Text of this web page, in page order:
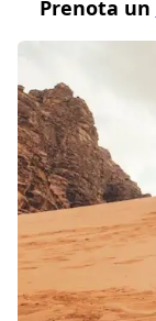
Prenota un